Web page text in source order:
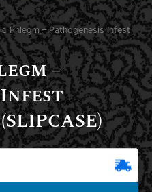
Phlegm – Pathogenesis Infest
–
Infest